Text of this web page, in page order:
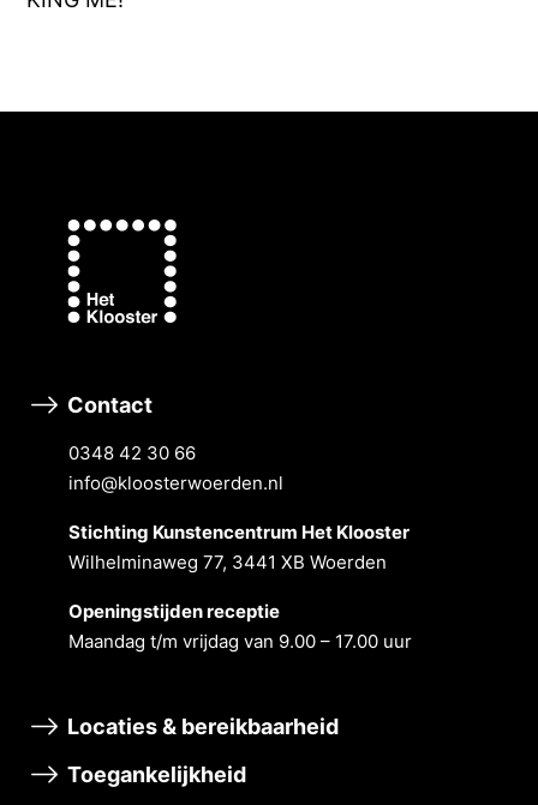
Contact
0348 42 30 66
info@kloosterwoerden.nl
Stichting Kunstencentrum Het Klooster
Wilhelminaweg 77, 3441 XB Woerden
Openingstĳden receptie
Maandag t/m vrĳdag van 9.00 – 17.00 uur
Locaties & bereikbaarheid
Toegankelijkheid